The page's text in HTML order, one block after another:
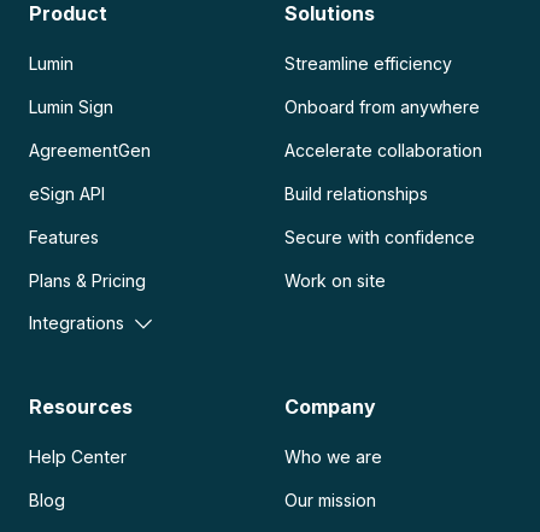
Product
Lumin
Lumin Sign
AgreementGen
eSign API
Features
Plans & Pricing
Integrations
Solutions
Streamline efficiency
Onboard from anywhere
Accelerate collaboration
Build relationships
Secure with confidence
Work on site
Resources
Help Center
Blog
Company
Who we are
Our mission